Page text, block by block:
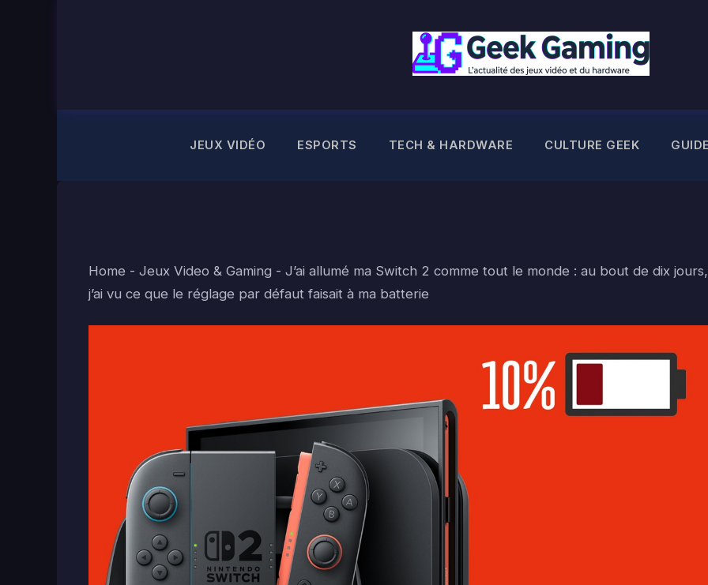
JEUX VIDÉO ESPORTS TECH & HARDWARE CULTURE GEEK
Home - Jeux Video & Gaming - J’ai allumé ma Switch 2 comme tout le monde : au bout de dix jours,
j’ai vu ce que le réglage par défaut faisait à ma batterie